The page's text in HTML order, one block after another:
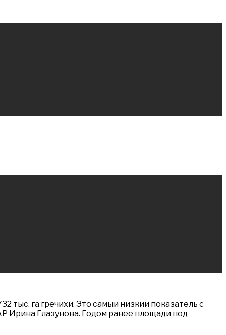
тыс. га гречихи. Это самый низкий показатель с
Ирина Глазунова. Годом ранее площади под